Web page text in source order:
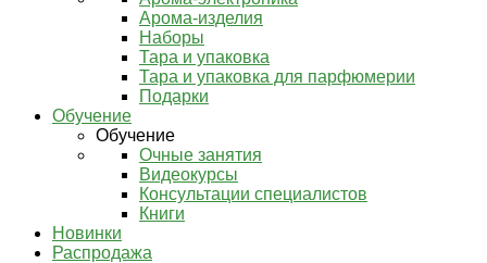
Арома-изделия
Наборы
Тара и упаковка
Тара и упаковка для парфюмерии
Подарки
Обучение
Обучение
Очные занятия
Видеокурсы
Консультации специалистов
Книги
Новинки
Распродажа